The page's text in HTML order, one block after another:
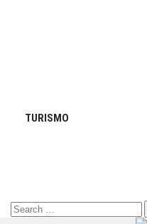
TURISMO
Search
for: